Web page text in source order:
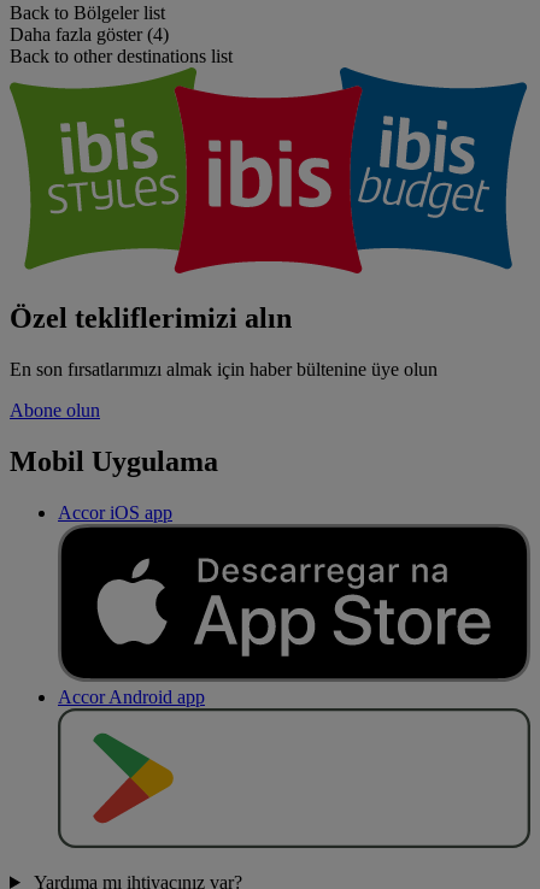
Back to Bölgeler list
Daha fazla göster (4)
Back to other destinations list
Özel tekliflerimizi alın
En son fırsatlarımızı almak için haber bültenine üye olun
Abone olun
Mobil Uygulama
Accor iOS app
Accor Android app
Yardıma mı ihtiyacınız var?